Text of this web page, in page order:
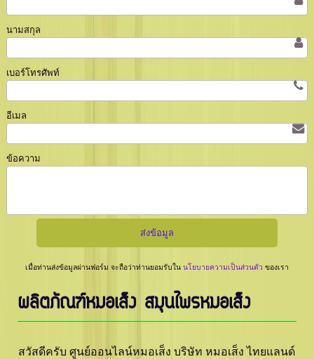
นามสกุล
เบอร์โทรศัพท์
อีเมล
ข้อความ
เมื่อท่านส่งข้อมูลผ่านฟอร์ม จะถือว่าท่านยอมรับในนโยบายความเป็นส่วนตัว ของเรา
ผลิตภัณฑ์หมอเส็ง สมุนไพรหมอเส็ง
สวัสดีครับ ศูนย์ออนไลน์หมอเส็ง บริษัท หมอเส็ง ไทยแลนด์